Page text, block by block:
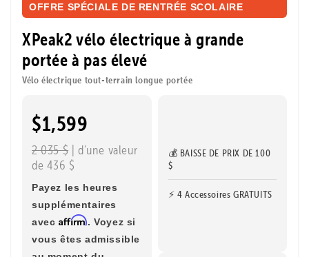
OFFRE SPÉCIALE DE RENTRÉE SCOLAIRE
XPeak2 vélo électrique à grande
portée à pas élevé
Vélo électrique tout-terrain longue portée
$1,599
2 035 $ | d'une valeur
de 436 $
Payez les heures
supplémentaires
avec Affirm. Voyez si
vous êtes admissible
💰 BAISSE DE PRIX DE 100
$
⚡ 4 Accessoires GRATUITS